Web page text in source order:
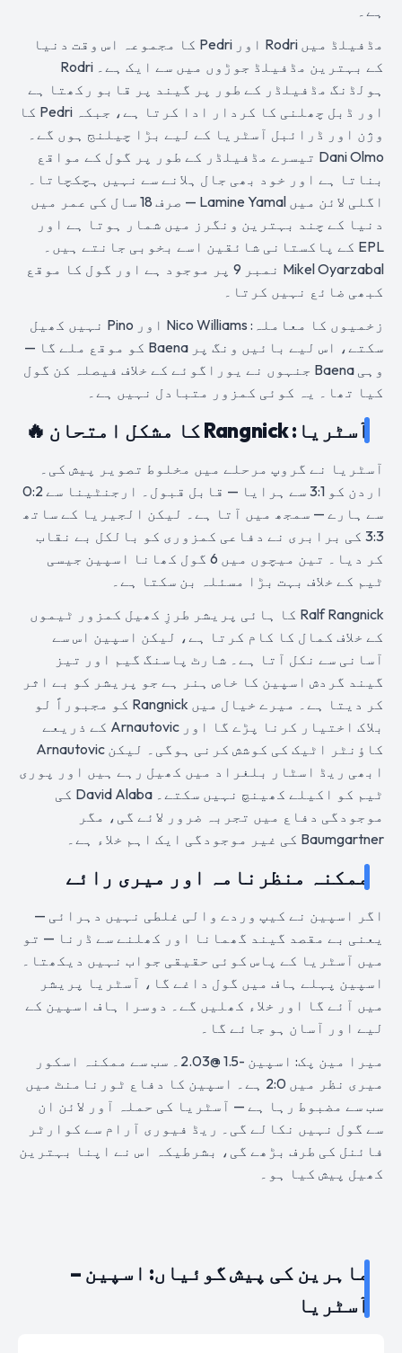
ہے۔
مڈفیلڈ میں Rodri اور Pedri کا مجموعہ اس وقت دنیا
کے بہترین مڈفیلڈ جوڑوں میں سے ایک ہے۔ Rodri
ہولڈنگ مڈفیلڈر کے طور پر گیند پر قابو رکھتا ہے
اور ڈبل چھلنی کا کردار ادا کرتا ہے، جبکہ Pedri کا
وژن اور ڈرائبل آسٹریا کے لیے بڑا چیلنج ہوں گے۔
Dani Olmo تیسرے مڈفیلڈر کے طور پر گول کے مواقع
بناتا ہے اور خود بھی جال ہلانے سے نہیں ہچکچاتا۔
اگلی لائن میں Lamine Yamal — صرف 18 سال کی عمر میں
دنیا کے چند بہترین ونگرز میں شمار ہوتا ہے اور
EPL کے پاکستانی شائقین اسے بخوبی جانتے ہیں۔
Mikel Oyarzabal نمبر 9 پر موجود ہے اور گول کا موقع
کبھی ضائع نہیں کرتا۔
زخمیوں کا معاملہ: Nico Williams اور Pino نہیں کھیل
سکتے، اس لیے بائیں ونگ پر Baena کو موقع ملے گا —
وہی Baena جنہوں نے یوراگوئے کے خلاف فیصلہ کن گول
کیا تھا۔ یہ کوئی کمزور متبادل نہیں ہے۔
آسٹریا: Rangnick کا مشکل امتحان 🔥
آسٹریا نے گروپ مرحلے میں مخلوط تصویر پیش کی۔
اردن کو 3:1 سے ہرایا — قابل قبول۔ ارجنٹینا سے 0:2
سے ہارے — سمجھ میں آتا ہے۔ لیکن الجیریا کے ساتھ
3:3 کی برابری نے دفاعی کمزوری کو بالکل بے نقاب
کر دیا۔ تین میچوں میں 6 گول کھانا اسپین جیسی
ٹیم کے خلاف بہت بڑا مسئلہ بن سکتا ہے۔
Ralf Rangnick کا ہائی پریشر طرزِ کھیل کمزور ٹیموں
کے خلاف کمال کا کام کرتا ہے، لیکن اسپین اس سے
آسانی سے نکل آتا ہے۔ شارٹ پاسنگ گیم اور تیز
گیند گردش اسپین کا خاص ہنر ہے جو پریشر کو بے اثر
کر دیتا ہے۔ میرے خیال میں Rangnick کو مجبوراً لو
بلاک اختیار کرنا پڑے گا اور Arnautovic کے ذریعے
کاؤنٹر اٹیک کی کوشش کرنی ہوگی۔ لیکن Arnautovic
ابھی ریڈ اسٹار بلغراد میں کھیل رہے ہیں اور پوری
ٹیم کو اکیلے کھینچ نہیں سکتے۔ David Alaba کی
موجودگی دفاع میں تجربہ ضرور لائے گی، مگر
Baumgartner کی غیر موجودگی ایک اہم خلاء ہے۔
ممکنہ منظرنامہ اور میری رائے
اگر اسپین نے کیپ وردے والی غلطی نہیں دہرائی —
یعنی بے مقصد گیند گھمانا اور کھلنے سے ڈرنا — تو
میں آسٹریا کے پاس کوئی حقیقی جواب نہیں دیکھتا۔
اسپین پہلے ہاف میں گول داغے گا، آسٹریا پریشر
میں آئے گا اور خلاء کھلیں گے۔ دوسرا ہاف اسپین کے
لیے اور آسان ہو جائے گا۔
میرا مین پک: اسپین -1.5 @2.03۔ سب سے ممکنہ اسکور
میری نظر میں 2:0 ہے۔ اسپین کا دفاع ٹورنامنٹ میں
سب سے مضبوط رہا ہے — آسٹریا کی حملہ آور لائن ان
سے گول نہیں نکالے گی۔ ریڈ فیوری آرام سے کوارٹر
فائنل کی طرف بڑھے گی، بشرطیکہ اس نے اپنا بہترین
کھیل پیش کیا ہو۔
ماہرین کی پیش گوئیاں: اسپین –
آسٹریا